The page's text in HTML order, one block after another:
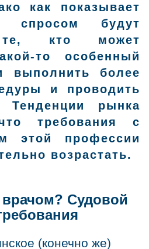
как показывает
спросом будут
те, кто может
то особенный
более
и проводить
Тенденции рынка
требования с
этой профессии
возрастать.
врачом? Судовой
(конечно же)